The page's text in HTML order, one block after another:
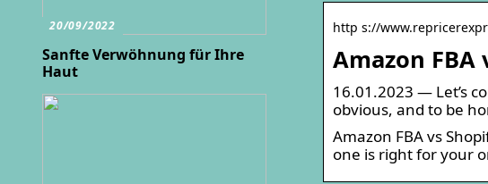
http s://
Amazon FBA
16.01.2023 — Let’s
obvious, and to be
Amazon FBA vs
one is right for your
20/09/2022
Sanfte Verwöhnung für Ihre
Haut